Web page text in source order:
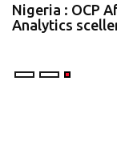
Rabat : le
du programme
Nigeria : OCP
Analytics